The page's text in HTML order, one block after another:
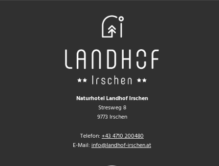
Naturhotel Landhof Irschen
Stresweg 8
9773 Irschen
Telefon: +43 4710 200480
E-Mail: info@landhof-irschen.at